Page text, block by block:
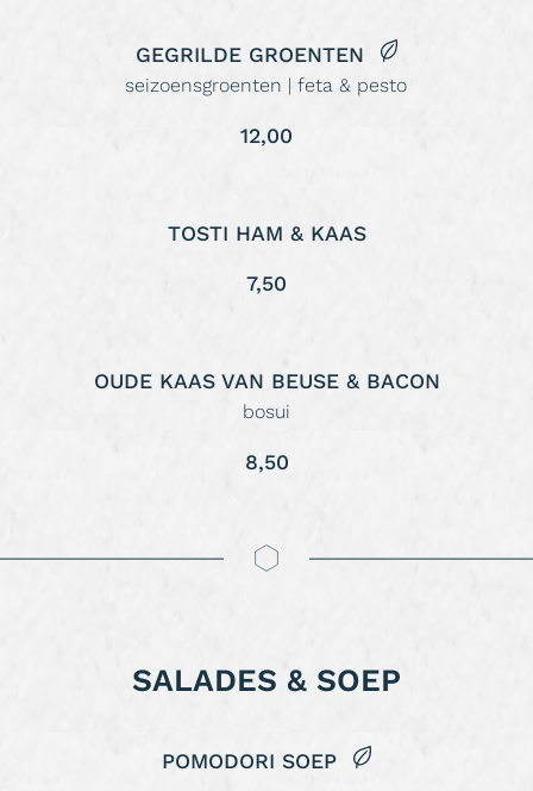
GEGRILDE GROENTEN
seizoensgroenten | feta & pesto
12,00
TOSTI HAM & KAAS
7,50
OUDE KAAS VAN BEUSE & BACON
bosui
8,50
SALADES & SOEP
POMODORI SOEP